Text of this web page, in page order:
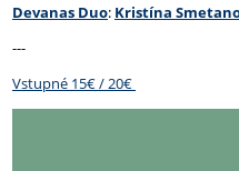
Devanas Duo: Kristína
---
Vstupné 15€ / 20€